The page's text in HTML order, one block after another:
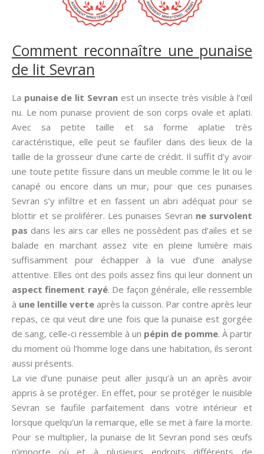
Comment reconnaître une punaise
de lit Sevran
La punaise de lit Sevranest un insecte très visible à l’œil
nu. Le nom punaise provient de son corps ovale et aplati.
Avec sa petite taille et sa forme aplatie très
caractéristique, elle peut se faufiler dans des lieux de la
taille de la grosseur d’une carte de crédit. Il suffit d’y avoir
une toute petite fissure dans un meuble comme le lit ou le
canapé ou encore dans un mur, pour que ces punaises
Sevran s’y infiltre et en fassent un abri adéquat pour se
blottir et se proliférer. Les punaises Sevran ne survolent
pas dans les airs car elles ne possèdent pas d’ailes et se
balade en marchant assez vite en pleine lumière mais
suffisamment pour échapper à la vue d’une analyse
attentive. Elles ont des poils assez fins qui leur donnent un
aspect finement rayé. De façon générale, elle ressemble
à une lentille verte après la cuisson. Par contre après leur
repas, ce qui veut dire une fois que la punaise est gorgée
de sang, celle-ci ressemble à un pépin de pomme. À partir
du moment où l’homme loge dans une habitation, ils seront
aussi présents.
La vie d’une punaise peut aller jusqu’à un an après avoir
appris à se protéger. En effet, pour se protéger le nuisible
Sevran se faufile parfaitement dans votre intérieur et
lorsque quelqu’un la remarque, elle se met à faire la morte.
Pour se multiplier, la punaise de lit Sevran pond ses œufs